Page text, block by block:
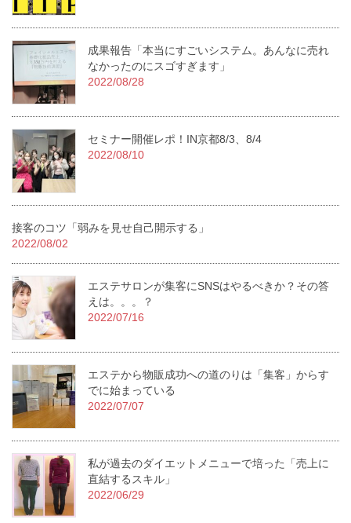
成果報告「本当にすごいシステム。あんなに売れ
なかったのにスゴすぎます」
2022/08/28
セミナー開催レポ！IN京都8/3、8/4
2022/08/10
接客のコツ「弱みを見せ自己開示する」
2022/08/02
エステサロンが集客にSNSはやるべきか？その答
えは。。。？
2022/07/16
エステから物販成功への道のりは「集客」からす
でに始まっている
2022/07/07
私が過去のダイエットメニューで培った「売上に
直結するスキル」
2022/06/29